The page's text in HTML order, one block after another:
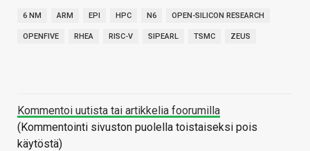
6 NM ARM EPI HPC N6 OPEN-SILICON RESEARCH
OPENFIVE RHEA RISC-V SIPEARL TSMC ZEUS
Kommentoi uutista tai artikkelia foorumilla
(Kommentointi sivuston puolella toistaiseksi pois
käytöstä)